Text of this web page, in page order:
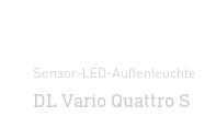
Sensor-LED-Außenleuchte
DL Vario Quattro S